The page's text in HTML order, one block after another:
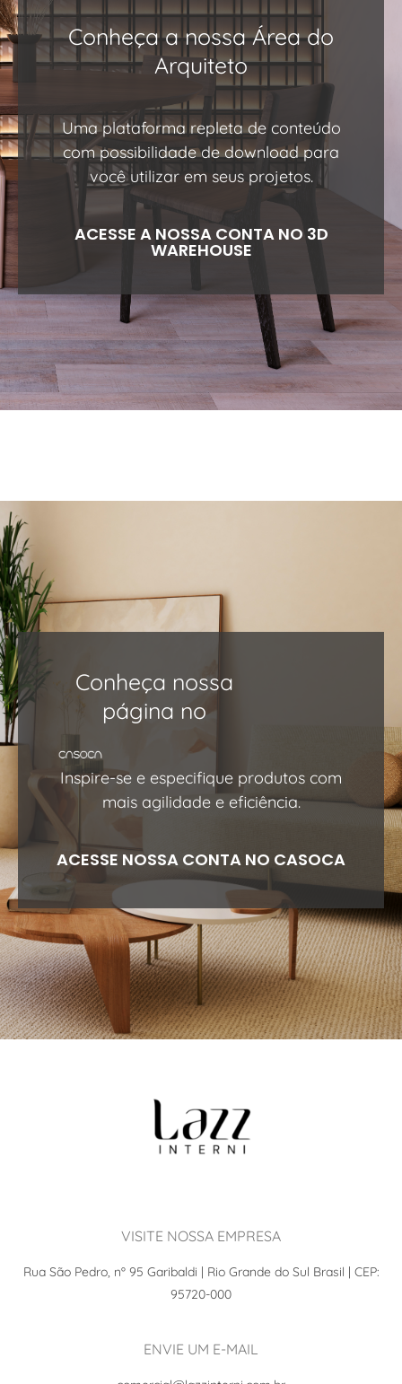
Conheça a nossa Área do
Arquiteto
Uma plataforma repleta de conteúdo
com possibilidade de download para
você utilizar em seus projetos.
ACESSE A NOSSA CONTA NO 3D
WAREHOUSE
Conheça nossa
página no
Inspire-se e especifique produtos com
mais agilidade e eficiência.
ACESSE NOSSA CONTA NO CASOCA
VISITE NOSSA EMPRESA
Rua São Pedro, nº 95 Garibaldi | Rio Grande do Sul Brasil | CEP:
95720-000
ENVIE UM E-MAIL